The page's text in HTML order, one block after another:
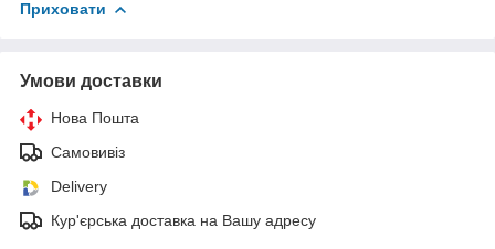
Приховати
Умови доставки
Нова Пошта
Самовивіз
Delivery
Кур'єрська доставка на Вашу адресу